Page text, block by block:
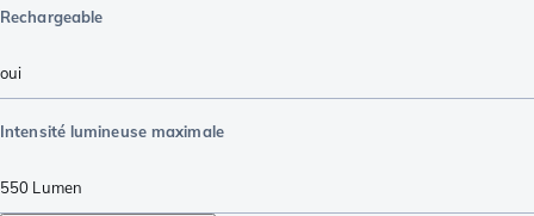
Rechargeable
oui
Intensité lumineuse maximale
550 Lumen